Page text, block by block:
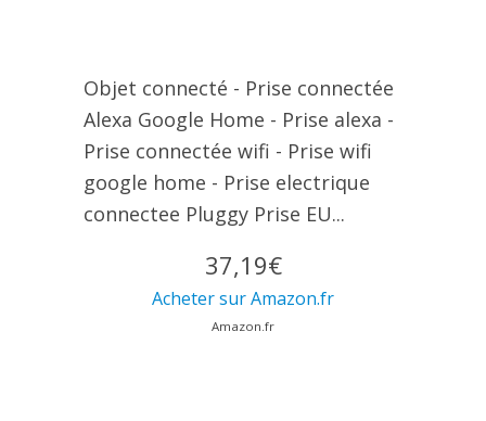
Objet connecté - Prise connectée
Alexa Google Home - Prise alexa -
Prise connectée wifi - Prise wifi
google home - Prise electrique
connectee Pluggy Prise EU...
37,19€
Acheter sur Amazon.fr
Amazon.fr